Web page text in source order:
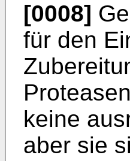
[0008]
für den
keine
aber sie